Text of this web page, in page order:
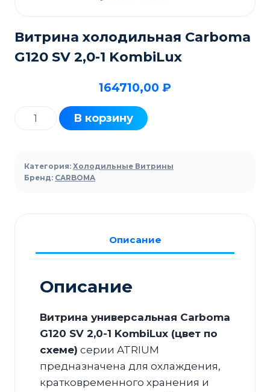
Витрина холодильная Carboma
G120 SV 2,0-1 KombiLux
164710,00 ₽
Количество
товара
холодильная
Carboma
2,0-
KombiLux
В корзину
Категория: Холодильные Витрины
Бренд: CARBOMA
Описание
Описание
Витрина универсальная Carboma
G120 SV 2,0-1 KombiLux (цвет по
схеме) серии ATRIUM
предназначена для охлаждения,
кратковременного хранения и